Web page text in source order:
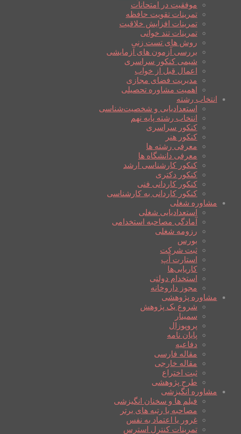
موفقیت در امتحانات
تمرینات تقویت حافظه
تمرینات افزایش خلاقیت
تمرینات تند خوانی
روش های تست زنی
بررسی آزمون های آزمایشی
شیمی کنکور سراسری
اعمال قبل از خواب
مدیریت فضای مجازی
اهمیت مشاوره تحصیلی
انتخاب رشته
استعدادیابی و شخصیت‌شناسی
انتخاب رشته پایه نهم
کنکور سراسری
کنکور هنر
معرفی رشته ها
معرفی دانشگاه ها
کنکور کارشناسی ارشد
کنکور دکتری
کنکور کاردانی فنی
کنکور کاردانی به کارشناسی
مشاوره شغلی
استعدادیابی شغلی
آمادگی مصاحبه استخدامی
رزومه شغلی
بورس
ثبت شرکت
استارت آپ
کاریابی‌ها
استخدام دولتی
مجوز داروخانه
مشاوره پژوهشی
شروع یک پژوهش
سمینار
پروپوزال
پایان نامه
دفاعیه
مقاله فارسی
مقاله خارجی
ثبت اختراع
طرح پژوهشی
مشاوره انگیزشی
فیلم ها و سخنان انگیزشی
مصاحبه با رتبه های برتر
غرور یا اعتماد به نفس
تمرینات کنترل استرس